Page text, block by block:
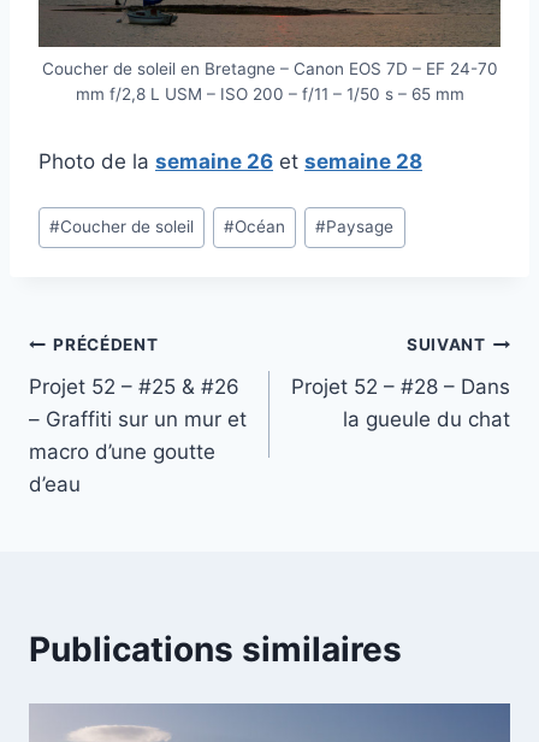
Coucher de soleil en Bretagne – Canon EOS 7D – EF 24-70
mm f/2,8 L USM – ISO 200 – f/11 – 1/50 s – 65 mm
Photo de la semaine 26 et semaine 28
Étiquettes
de
#Coucher de soleil #Océan #Paysage
Navigation
de
l’article
PRÉCÉDENT
Projet 52 – #25 & #26
– Graffiti sur un mur et
macro d’une goutte
d’eau
SUIVANT
Projet 52 – #28 – Dans
la gueule du chat
Publications similaires